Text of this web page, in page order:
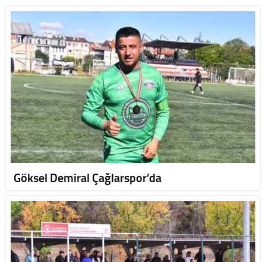
Göksel Demiral Çağlarspor’da